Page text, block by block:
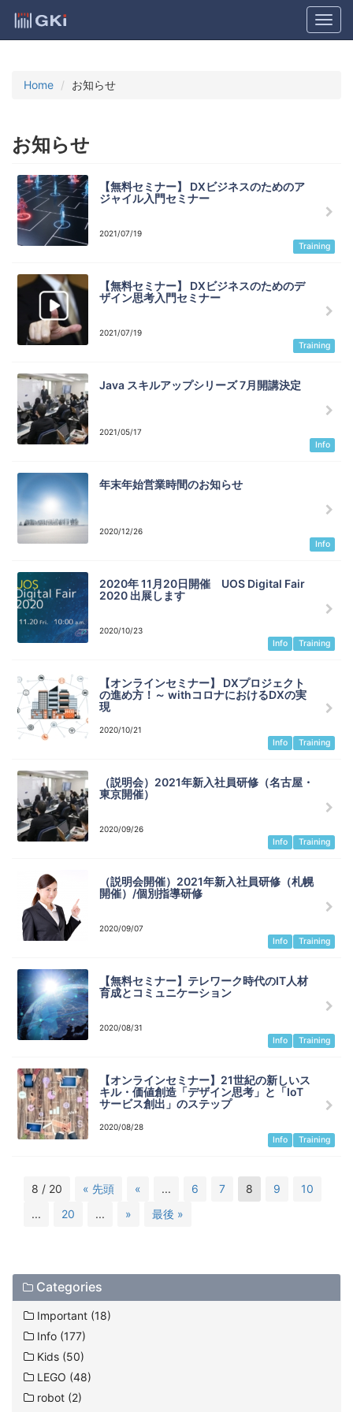
Home お知らせ
お知らせ
【無料セミナー】 DXビジネスのためのア
ジャイル入門セミナー
2021/07/19
Training
【無料セミナー】 DXビジネスのためのデ
ザイン思考入門セミナー
2021/07/19
Training
Java スキルアップシリーズ 7月開講決定
2021/05/17
Info
年末年始営業時間のお知らせ
2020/12/26
Info
2020年 11月20日開催 UOS Digital Fair
2020 出展します
2020/10/23
Info Training
【オンラインセミナー】 DXプロジェクト
の進め方！～ withコロナにおけるDXの実
現
2020/10/21
Info Training
（説明会）2021年新入社員研修（名古屋・
東京開催）
2020/09/26
Info Training
（説明会開催）2021年新入社員研修（札幌
開催）/個別指導研修
2020/09/07
Info Training
【無料セミナー】テレワーク時代のIT人材
育成とコミュニケーション
2020/08/31
Info Training
【オンラインセミナー】21世紀の新しいス
キル・価値創造「デザイン思考」と「IoT
サービス創出」のステップ
2020/08/28
Info Training
8 / 20 « 先頭 « ... 6 7 8 9
10
...
20 ... » 最後 »
Categories
Important (18)
Info (177)
Kids (50)
LEGO (48)
robot (2)